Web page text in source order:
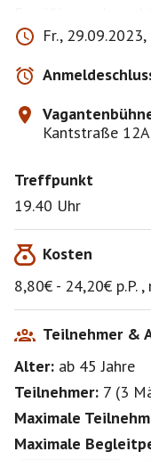
Auszubildende,
und
Empfänger:innen
Inhaber:innen des
Vaganten Bühne
gegen Vorlage des
+++ Für Rollstuhl-
wendet euch bitte
1. Kategorie Reihe 1-
2. Kategorie Reihe
17,60 €
Ermäßigt 8,80€
Wichtig :
Bitte schreibt mir
privaten Nachricht
Sitzplatzwunsch
Danke Ines
Fr.,
Kantstraße
Treffpunkt
19.40 Uhr
Kosten
8,80€ - 24,20€ p.P.
Teilnehmer &
Alter: ab 45Jahre
Teilnehmer: 7 (3
Maximale
Maximale